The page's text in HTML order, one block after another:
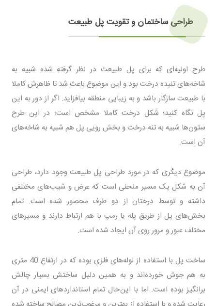
طراحی ساختمان و تقویت پل طبیعت
طرح اولیه‌ای که برای پل طبیعت در نظر گرفته شده شبیه به
شاخه‌های تنیده درخت بود و این موضوع باعث شد تا ظاهرش کاملا
با طبیعت سازگار باشد و به زیبایی منطقه بیافزاید. اگر از دور به این
پل نگاه کنید؛ شکل درخت کاملا مشخص است؛ در این طرح
ستون‌ها شبیه به تنه درخت و بخش رویی پل هم شبیه به شاخه‌های
آن است.
موضوع دیگری که در مورد طراحی پل طبیعت وجود دارد، طراحی
آن به شکل یک مسیر منحنی است که عرض و شیب‌های مختلفی
داشته و توسط درختان از دو طرف محصور شده است. تمام
بخش‌های پل از طریق پله یا رمپ با هم ارتباط دارند و مسیرهای
مختلف عبور و مرور روی آن ایجاد شده است.
ساخت پل با استفاده از لوله‌های فلزی بوده که در ارتفاع 40 متری
به هم جوش خورده‌‌اند و به همین دلیل ساختش بسیار چالش
برانگیز بوده است. اما با این‌حال تمام استانداردهای ایمنی در آن